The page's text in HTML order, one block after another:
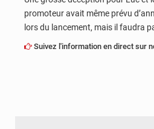
promoteur avait même prévu
lors du lancement, mais il faudra
Suivez l'information en direct sur